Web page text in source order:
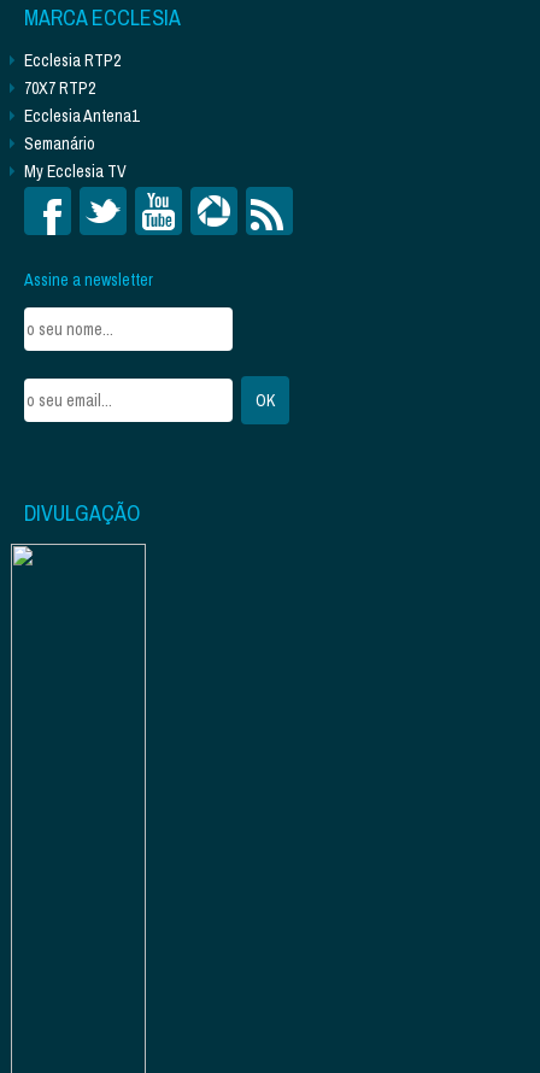
MARCA ECCLESIA
Ecclesia RTP2
70X7 RTP2
Ecclesia Antena1
Semanário
My Ecclesia TV
Assine a newsletter
DIVULGAÇÃO